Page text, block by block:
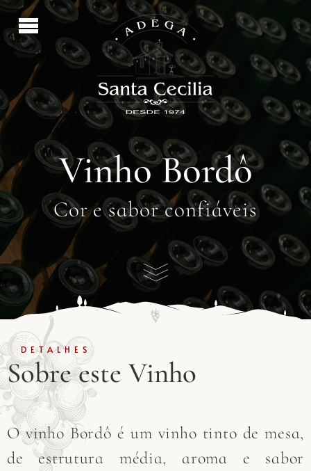
Vinho Bordô
Cor e sabor confiáveis
DETALHES
Sobre este Vinho
O vinho Bordô é um vinho tinto de mesa,
de estrutura média, aroma e sabor